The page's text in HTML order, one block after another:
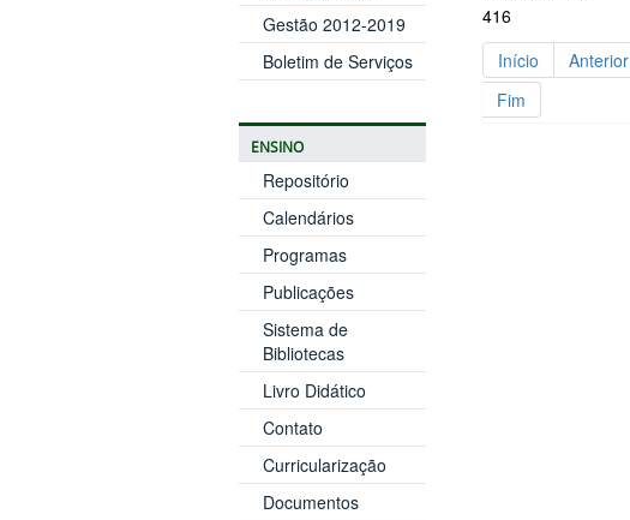
Gestão 2012-2019
Boletim de Serviços
ENSINO
Repositório
Calendários
Programas
Publicações
Sistema de
Bibliotecas
Livro Didático
Contato
Curricularização
Documentos
416
Início
Anterior
Fim